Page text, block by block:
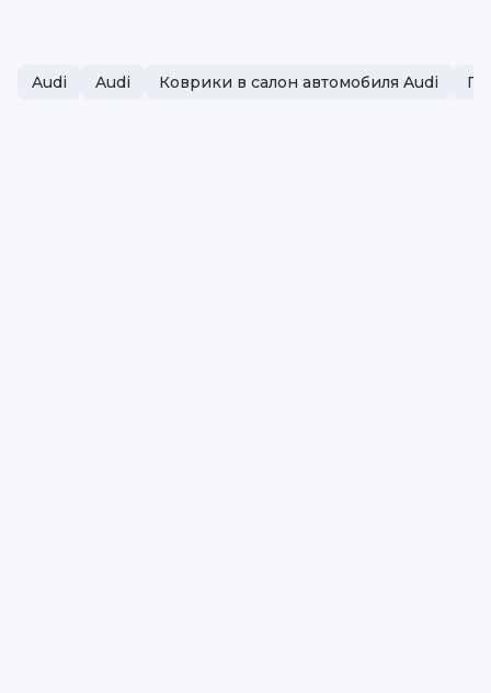
Audi Audi Коврики в салон автомобиля Audi